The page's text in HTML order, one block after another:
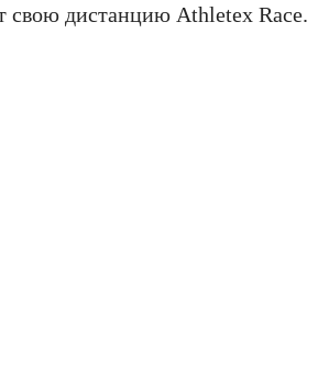
свою дистанцию Athletex Race.